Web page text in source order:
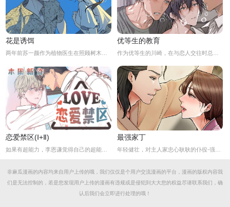
花是诱饵 优等生的教育
恋爱禁区(Ⅰ+Ⅱ)
如果有超能力，李恩谦觉得自己的超能力一定是垃圾回收站。为什么从小到他，他交往的人全是渣男呢？？他除了颜控，对于对象真的不挑的啊！！直到他严厉的上司，他的外貌理想型，对他表现出似有若无的好感……他一定喜欢自己吧？这次有希望摆脱渣男了！少年人，太天真啦，非酋是一辈子的事哟。
最强家丁
年轻健壮，对主人家忠心耿耿的仆役-强石，某夜意外目睹大监夫人自我安慰的画面。明知眼前是个火坑，他仍然义无返顾地跳了下去！「夫人，小的乐意填补你空虚寂寞的心灵…」
非麻瓜漫画的内容均来自用户上传的哦，我们仅仅是个用户交流漫画的平台，漫画的版权内容我
们是无法控制的，若是您发现用户上传的漫画有违规或是侵犯到大大您的权益尽请联系我们，确
认后我们会立即进行处理的哦！